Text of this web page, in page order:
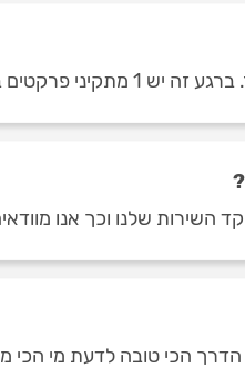
ביקנעם.
השירות שלנו וכך אנו
הכי טובה לדעת מי הכי